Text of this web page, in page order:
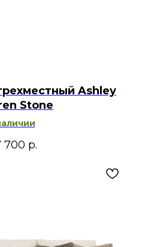
Ashley
Stone
700 р.